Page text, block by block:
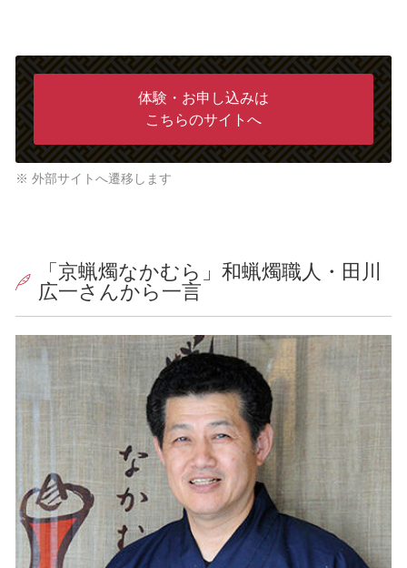
体験・お申し込みは
こちらのサイトへ
※ 外部サイトへ遷移します
「京蝋燭なかむら」和蝋燭職人・田川
広一さんから一言